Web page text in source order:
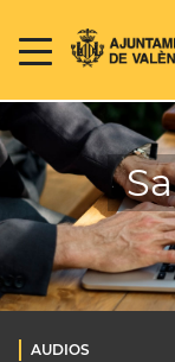
AUDIOS